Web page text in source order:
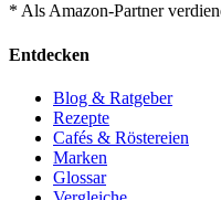
* Als Amazon-Partner
Entdecken
Blog & Ratgeber
Rezepte
Cafés & Röstereien
Marken
Glossar